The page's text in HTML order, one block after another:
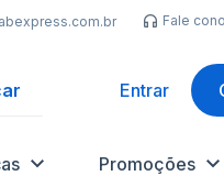
Fale
Entrar
Promoções